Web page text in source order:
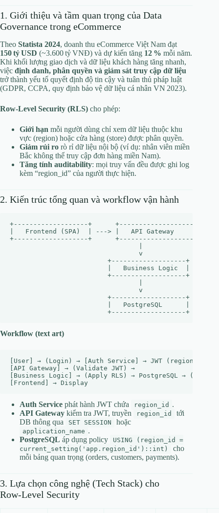
1. Giới thiệu và tầm quan trọng của Data
Governance trong eCommerce
Theo Statista 2024, doanh thu eCommerce Việt Nam đạt
150 tỷ USD (~3.600 tỷ VNĐ) và dự kiến tăng 12 % mỗi năm.
Khi khối lượng giao dịch và dữ liệu khách hàng tăng nhanh,
việc định danh, phân quyền và giám sát truy cập dữ liệu
trở thành yếu tố quyết định độ tin cậy và tuân thủ pháp luật
(GDPR, CCPA, quy định bảo vệ dữ liệu cá nhân VN 2023).
Row‑Level Security (RLS) cho phép:
Giới hạn mỗi người dùng chỉ xem dữ liệu thuộc khu
vực (region) hoặc cửa hàng (store) được phân quyền.
Giảm rủi ro rò rỉ dữ liệu nội bộ (ví dụ: nhân viên miền
Bắc không thể truy cập đơn hàng miền Nam).
Tăng tính auditability: mọi truy vấn đều được ghi log
kèm “region_id” của người thực hiện.
2. Kiến trúc tổng quan và workflow vận hành
+-------------------+      +-------------------+
|   Frontend (SPA)  | ---> |   API Gateway     | ---
+-------------------+      +-------------------+
v
+-------------------+
|   Business Logic  |   |
+-------------------+
v
+-------------------+
|   PostgreSQL      |   |
Workflow (text art)
[User] → (Login) → [Auth Service] → JWT (region_id)
[API Gateway] → (Validate JWT) →
[Business Logic] → (Apply RLS) → PostgreSQL →
Auth Service phát hành JWT chứa region_id .
API Gateway kiểm tra JWT, truyền region_id
tới
DB thông qua
SET SESSION hoặc
application_name .
PostgreSQL áp dụng policy
USING (region_id =
current_setting('app.region_id')::int)
cho
mỗi bảng quan trọng (orders, customers, payments).
3. Lựa chọn công nghệ (Tech Stack) cho
Row‑Level Security